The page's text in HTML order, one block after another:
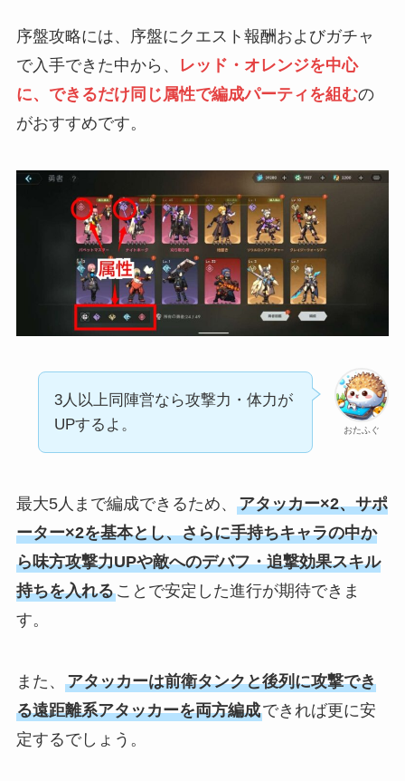
序盤攻略には、序盤にクエスト報酬およびガチャ
で入手できた中から、
レッド・オレンジを中心
に、できるだけ同じ属性で編成パーティを組むの
がおすすめです。
おたふぐ
3人以上同陣営なら攻撃力・体力が
UPするよ。
最大5人まで編成できるため、 アタッカー×2、サポ
ーター×2を基本とし、さらに手持ちキャラの中か
ら味方攻撃力UPや敵へのデバフ・追撃効果スキル
持ちを入れることで安定した進行が期待できま
す。
また、 アタッカーは前衛タンクと後列に攻撃でき
る遠距離系アタッカーを両方編成できれば更に安
定するでしょう。